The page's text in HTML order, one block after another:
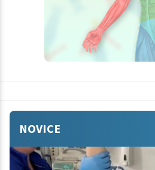
NOVICE